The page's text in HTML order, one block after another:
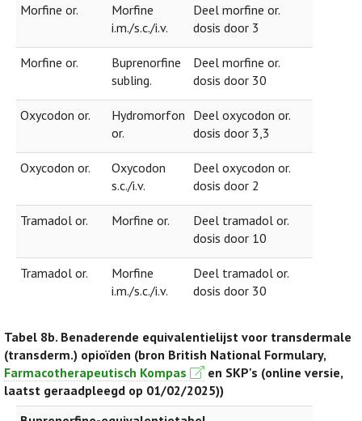
Morfine or.
Morfine
i.m./s.c./i.v.
Deel morfine or.
dosis door 3
Morfine or.
Buprenorfine
subling.
Deel morfine or.
dosis door 30
Oxycodon or.
Hydromorfon
or.
Deel oxycodon or.
dosis door 3,3
Oxycodon or.
Oxycodon
s.c./i.v.
Deel oxycodon or.
dosis door 2
Tramadol or. Morfine or.
Deel tramadol or.
dosis door 10
Tramadol or.
Morfine
i.m./s.c./i.v.
Deel tramadol or.
dosis door 30
Tabel 8b. Benaderende equivalentielijst voor transdermale
(transderm.) opioïden (bron British National Formulary,
Farmacotherapeutisch Kompas
en SKP's (online versie,
laatst geraadpleegd op 01/02/2025))